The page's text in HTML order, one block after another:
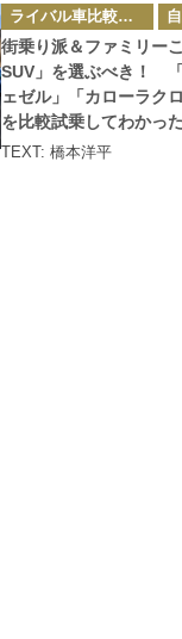
カ
テ
ゴ
リ
ー
ライバル車比較テスト
街乗り派＆ファミリー
SUV」を選ぶべき！
ェゼル」「カローラク
を比較試乗してわかっ
TEXT: 橋本洋平